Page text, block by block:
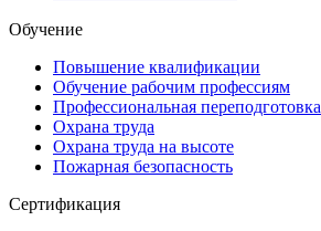
Обучение
Повышение квалификации
Обучение рабочим профессиям
Профессиональная переподготовка
Охрана труда
Охрана труда на высоте
Пожарная безопасность
Сертификация